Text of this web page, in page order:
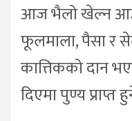
आज भैलो खेल्न
फूलमाला, पैसा र
कात्तिकको दान
दिएमा पुण्य प्राप्त